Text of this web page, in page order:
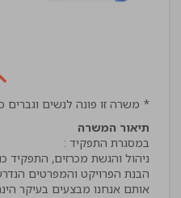
* משרה זו פונה לנשים וגברים
תיאור המשרה
ניהול והגשת מכרזים, התפקיד
הבנת הפרויקט והמפרטים
אותם אנחנו מבצעים בעיקר